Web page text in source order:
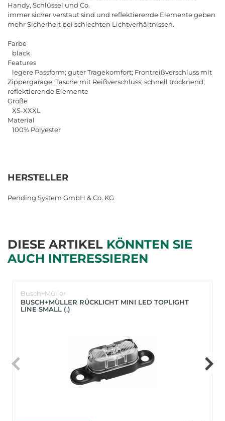
Handy, Schlüssel und Co.
immer sicher verstaut sind und reflektierende Elemente geben
mehr Sicherheit bei schlechten Lichtverhältnissen.
Farbe
black
Features
legere Passform; guter Tragekomfort; Frontreißverschluss mit
Zippergarage; Tasche mit Reißverschluss; schnell trocknend;
reflektierende Elemente
Größe
XS-XXXL
Material
100% Polyester
HERSTELLER
Pending System GmbH & Co. KG
DIESE ARTIKEL KÖNNTEN SIE
AUCH INTERESSIEREN
Busch+Müller
BUSCH+MÜLLER RÜCKLICHT MINI LED TOPLIGHT
LINE SMALL (.)